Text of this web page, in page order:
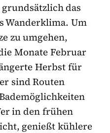
das
Wanderklima. Um
zu umgehen,
Monate Februar
Herbst für
sind Routen
in den frühen
genießt kühlere